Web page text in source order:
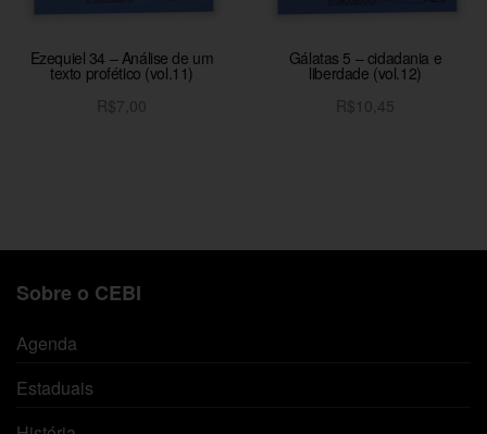
Ezequiel 34 – Análise de um
texto profético (vol.11)
R$7,00
Gálatas 5 – cidadania e
liberdade (vol.12)
R$ 10,45
Sobre o CEBI
Agenda
Estaduais